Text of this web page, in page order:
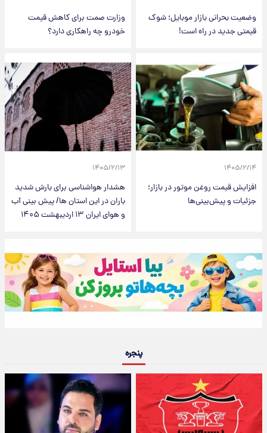
وضعیت بحرانی بازار موبایل؛ شوک
قیمتی جدید در راه است!
وزارت صمت برای کاهش قیمت
خودرو چه راهکاری دارد؟
۱۴۰۵/۲/۱۴
افزایش قیمت روغن موتور در بازار؛
جزئیات و پیش‌بینی‌ها
۱۴۰۵/۲/۱۳
هشدار هواشناسی برای بارش شدید
باران در این استان ها/ پیش بینی آب
و هوای ایران ۱۳ اردیبهشت ۱۴۰۵
پنجره